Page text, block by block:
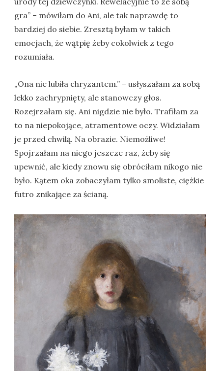
gra” – mówiłam do Ani, ale tak naprawdę to
bardziej do siebie. Zresztą byłam w takich
emocjach, że wątpię żeby cokolwiek z tego
rozumiała.
„Ona nie lubiła chryzantem.” – usłyszałam za sobą
lekko zachrypnięty, ale stanowczy głos.
Rozejrzałam się. Ani nigdzie nie było. Trafiłam za
to na niepokojące, atramentowe oczy. Widziałam
je przed chwilą. Na obrazie. Niemożliwe!
Spojrzałam na niego jeszcze raz, żeby się
upewnić, ale kiedy znowu się obróciłam nikogo nie
było. Kątem oka zobaczyłam tylko smoliste, ciężkie
futro znikające za ścianą.